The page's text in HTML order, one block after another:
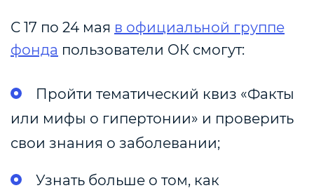
С 17 по 24 мая в официальной группе
фонда пользователи ОК смогут:
Пройти тематический квиз «Факты
или мифы о гипертонии» и проверить
свои знания о заболевании;
Узнать больше о том, как